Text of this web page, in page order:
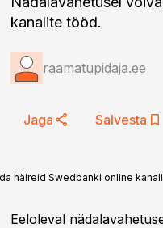
kanalite tööd.
raamatupidaja.ee
Jaga Salvesta
häireid Swedbanki online
Eeloleval